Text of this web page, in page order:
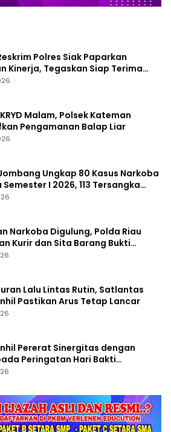
Polres Siak Paparkan
Kinerja, Tegaskan Siap Terima
Evaluasi
Malam, Polsek Kateman
Pengamanan Balap Liar
Ungkap 80 Kasus Narkoba
Semester I 2026, 113 Tersangka
Narkoba Digulung, Polda Riau
Kurir dan Sita Barang Bukti
Lalu Lintas Rutin, Satlantas
Pastikan Arus Tetap Lancar
Pererat Sinergitas dengan
Peringatan Hari Bakti
ke-66